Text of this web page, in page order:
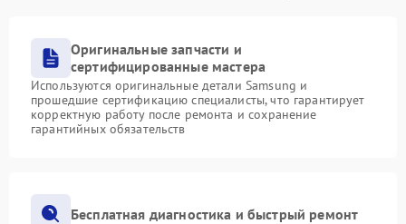
Оригинальные запчасти и
сертифицированные мастера
Используются оригинальные детали Samsung и
прошедшие сертификацию специалисты, что гарантирует
корректную работу после ремонта и сохранение
гарантийных обязательств
Бесплатная диагностика и быстрый ремонт